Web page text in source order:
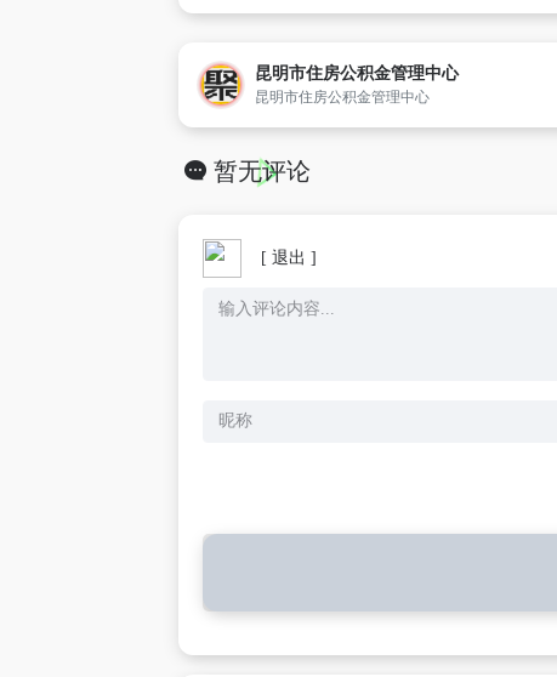
昆明市住房公积金管理中心
昆明市住房公积金管理中心
暂无评论
[ 退出 ]